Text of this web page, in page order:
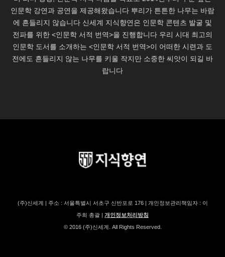
(주)신세계 | 주소 : 서울특별시 서초구 신반포로 176 | 개인정보관리책임자 : 이
주희 총괄 | 개인정보처리방침